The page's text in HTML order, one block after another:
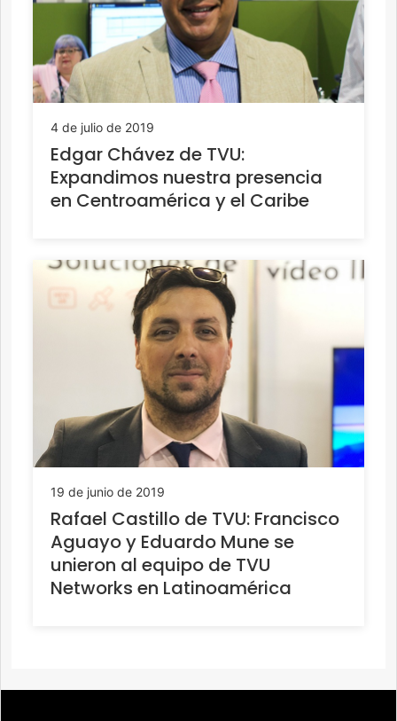
4 de julio de 2019
Edgar Chávez de TVU:
Expandimos nuestra presencia
en Centroamérica y el Caribe
19 de junio de 2019
Rafael Castillo de TVU: Francisco
Aguayo y Eduardo Mune se
unieron al equipo de TVU
Networks en Latinoamérica